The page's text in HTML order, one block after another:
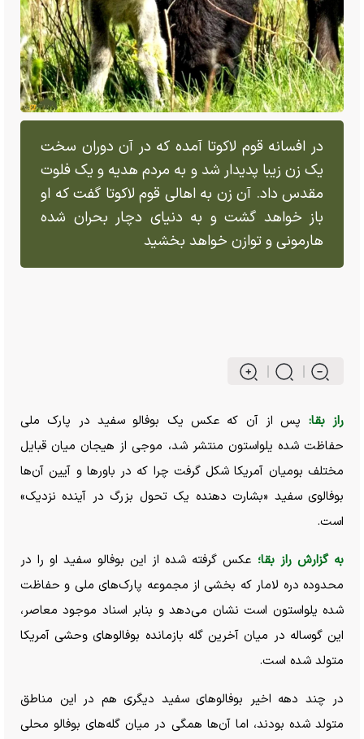
در افسانه قوم لاکوتا آمده که در آن دوران سخت
یک زن زیبا پدیدار شد و به مردم هدیه و یک فلوت
مقدس داد. آن زن به اهالی قوم لاکوتا گفت که او
باز خواهد گشت و به دنیای دچار بحران شده
هارمونی و توازن خواهد بخشید
راز بقا: پس از آن که عکس یک بوفالو سفید در پارک ملی
حفاظت شده یلواستون منتشر شد، موجی از هیجان میان قبایل
مختلف بومیان آمریکا شکل گرفت چرا که در باور‌ها و آیین آن‌ها
بوفالوی سفید «بشارت دهنده یک تحول بزرگ در آینده نزدیک»
است.
به گزارش راز بقا؛ عکس گرفته شده از این بوفالو سفید او را در
محدوده دره لامار که بخشی از مجموعه پارک‌های ملی و حفاظت
شده یلواستون است نشان می‌دهد و بنابر اسناد موجود معاصر،
این گوساله در میان آخرین گله بازمانده بوفالو‌های وحشی آمریکا
متولد شده است.
در چند دهه اخیر بوفالو‌های سفید دیگری هم در این مناطق
متولد شده بودند، اما آن‌ها همگی در میان گله‌های بوفالو محلی